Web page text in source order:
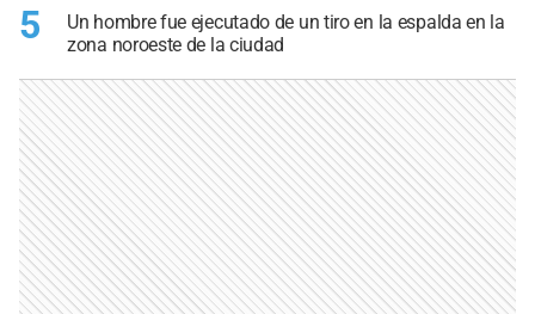
5
Un hombre fue ejecutado de un tiro en la espalda en la
zona noroeste de la ciudad